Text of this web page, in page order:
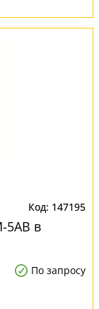
147195
5AB в
По запросу